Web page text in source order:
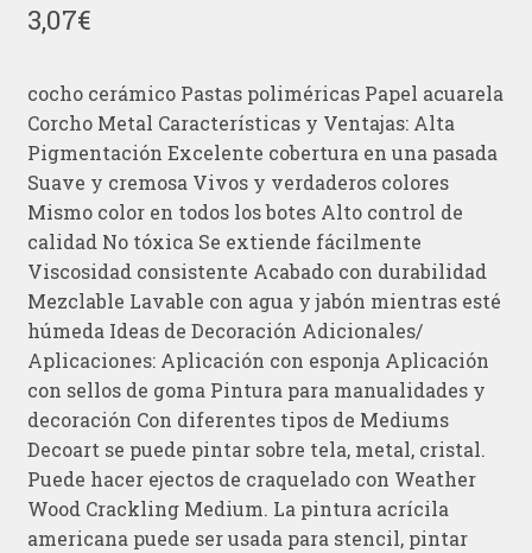
3,07€
cocho cerámico Pastas poliméricas Papel acuarela
Corcho Metal Características y Ventajas: Alta
Pigmentación Excelente cobertura en una pasada
Suave y cremosa Vivos y verdaderos colores
Mismo color en todos los botes Alto control de
calidad No tóxica Se extiende fácilmente
Viscosidad consistente Acabado con durabilidad
Mezclable Lavable con agua y jabón mientras esté
húmeda Ideas de Decoración Adicionales/
Aplicaciones: Aplicación con esponja Aplicación
con sellos de goma Pintura para manualidades y
decoración Con diferentes tipos de Mediums
Decoart se puede pintar sobre tela, metal, cristal.
Puede hacer ejectos de craquelado con Weather
Wood Crackling Medium. La pintura acrícila
americana puede ser usada para stencil, pintar